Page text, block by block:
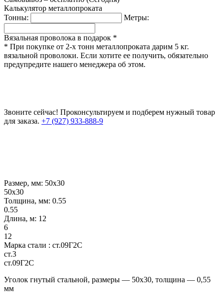
Калькулятор металлопроката
Тонны:
Метры:
Вязальная проволока в подарок *
* При покупке от 2-х тонн металлопроката дарим 5 кг.
вязальной проволоки. Если хотите ее получить, обязательно
предупредите нашего менеджера об этом.
Звоните сейчас! Проконсультируем и подберем нужный товар
для заказа. +7 (927) 933-888-9
Размер, мм: 50х30
50х30
Толщина, мм: 0.55
0.55
Длина, м: 12
6
12
Марка стали : ст.09Г2С
ст.3
ст.09Г2С
Уголок гнутый стальной, размеры — 50х30, толщина — 0,55
мм